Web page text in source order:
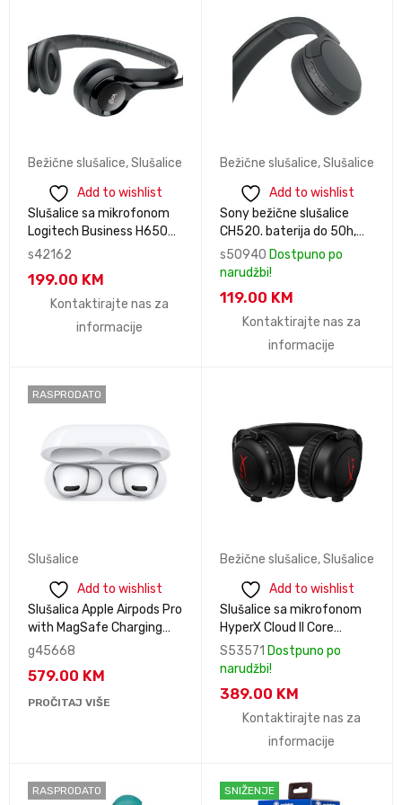
Bežične slušalice,Slušalice
Add to wishlist
Slušalice sa mikrofonom
Logitech Business H650e
Headset with Noise-
000519
s42162
199.00 KM
Kontaktirajte nas za
informacije
Bežične slušalice,Slušalice
Add to wishlist
Sony bežične slušalice
CH520. baterija do 50h,
brzo punjnje. mikrofon.
boja crna WHCH520B.CE7
s50940 Dostpuno po
narudžbi!
119.00 KM
Kontaktirajte nas za
informacije
RASPRODATO
Slušalice
Add to wishlist
Slušalica Apple Airpods Pro
with MagSafe Charging
Case
g45668
579.00 KM
PROČITAJ VIŠE
Bežične slušalice,Slušalice
Add to wishlist
Slušalice sa mikrofonom
HyperX Cloud II Core
Wireless Gaming Headset
6Y2G8AA
S53571 Dostpuno po
narudžbi!
389.00 KM
Kontaktirajte nas za
informacije
RASPRODATO SNIŽENJE